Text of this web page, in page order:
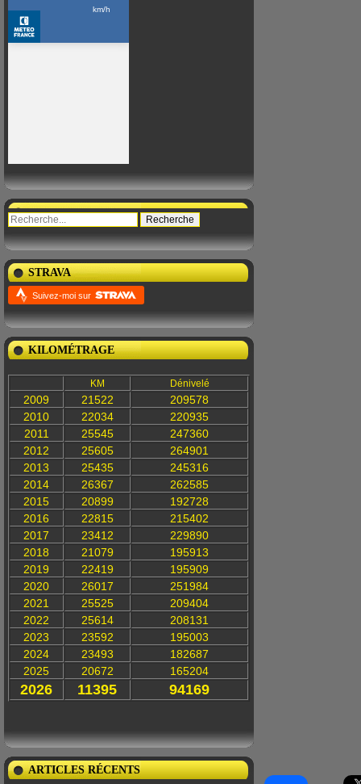
STRAVA
Suivez-moi sur
KILOMÉTRAGE
KM Dénivelé
2009 21522
209578
2010
22034
220935
2011
25545
247360
2012
25605
264901
2013
25435
245316
2014
26367
262585
2015
20899
192728
2016
22815
215402
2017
23412
229890
2018
21079
195913
2019
22419
195909
2020
26017
251984
2021
25525
209404
2022
25614
208131
2023
23592
195003
2024
23493
182687
2025
20672 165204
2026 11395 94169
ARTICLES RÉCENTS